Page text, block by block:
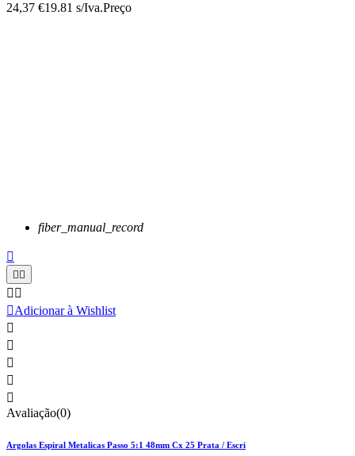
24,37 €19.81 s/Iva.Preço
fiber_manual_record

 
 
Adicionar à Wishlist





Avaliação(0)
Argolas Espiral Metalicas Passo 5:1 48mm Cx 25 Prata / Escri